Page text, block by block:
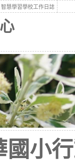
智慧學習學校工作日誌
國小